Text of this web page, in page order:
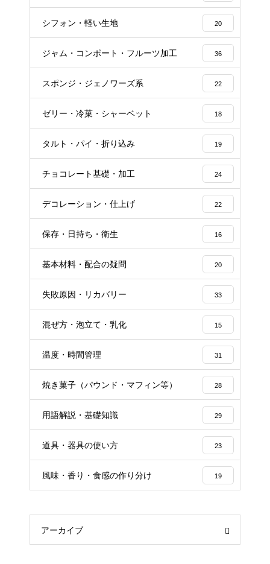
シフォン・軽い生地 20
ジャム・コンポート・フルーツ加工 36
スポンジ・ジェノワーズ系 22
ゼリー・冷菓・シャーベット 18
タルト・パイ・折り込み 19
チョコレート基礎・加工 24
デコレーション・仕上げ 22
保存・日持ち・衛生 16
基本材料・配合の疑問 20
失敗原因・リカバリー 33
混ぜ方・泡立て・乳化 15
温度・時間管理 31
焼き菓子（パウンド・マフィン等） 28
用語解説・基礎知識 29
道具・器具の使い方 23
風味・香り・食感の作り分け 19
アーカイブ